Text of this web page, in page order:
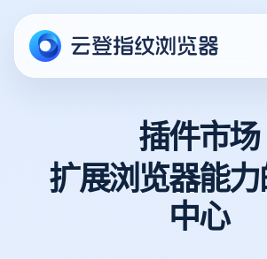
插件市场
扩展浏览器能
中心